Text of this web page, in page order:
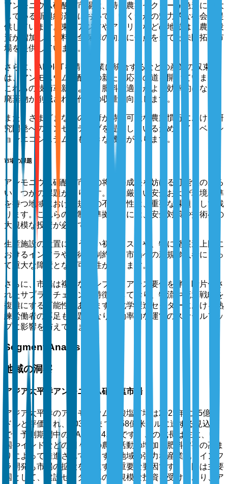
アンモニウム硝酸塩市場は、特に農業セクターが急速に拡大
している新興経済国において、いくつかの魅力的な機会を提
供しています。東南アジアやアフリカなどの地域は、農業投
資が増加し、食料安全保障の向上に焦点を当てた未開拓の市
場を提供しています。
さらに、AIやIoTを精密農業に統合するなどの産業の収束
は、アンモニウム硝酸塩の新たな応用の道を開いています。
これらの技術革新により、肥料の適用がより効率的になり、
廃棄物が削減され、作物の収量が向上します。
また、さまざまな国の政府が持続可能な農業慣行における研
究開発へのインセンティブを提供しているため、イノベーシ
ョンエコシステムにも大きな機会があります。
市場の課題
アンモニウム硝酸塩市場の将来の成長を妨げる可能性のある
いくつかの課題があります。特に厳しい安全および環境基準
を持つ地域における規制の不確実性は、重要な課題として残
ります。これらの規制に準拠するには、安全対策や技術への
大規模な投資が必要です。
生産施設の設置に伴う高い初期コストや、特に発展途上国に
おけるインフラや技術的制約は、市場への新規参入者にとっ
て重大な障壁となる可能性があります。
さらに、市場は複雑なコンプライアンス要件を伴う断片化さ
れたサプライチェーンを特徴としており、物流や流通戦略を
複雑にする可能性があります。化学製造セクターにおける熟
練労働者の不足も課題となり、効率的な運営のスケールアッ
プに影響を与えています。
Segment Analysis
地域の洞察
アジア太平洋アンモニウム硝酸塩市場
アジア太平洋のアンモニウム硝酸塩市場は2025年に35億米
ドルと評価され、2035年までに58億米ドルに達する見込み
で、予測期間中のCAGRは4.8%です。この成長は主に、中
国やインドなどの国々での農業活動の増加と肥料需要の高ま
りによって推進されています。地域の強力な産業化とインフ
ラ開発も市場の拡大を促進する重要な要因です。中国は主要
国として、建設セクターへの大規模な投資を受けており、ア